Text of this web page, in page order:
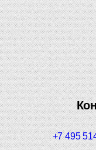
+7 495